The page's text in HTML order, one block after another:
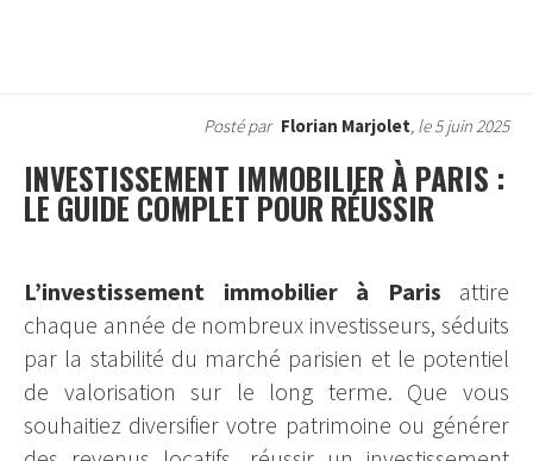
Posté par Florian Marjolet, le 5 juin 2025
INVESTISSEMENT IMMOBILIER À PARIS :
LE GUIDE COMPLET POUR RÉUSSIR
L’investissement immobilier à Paris attire
chaque année de nombreux investisseurs, séduits
par la stabilité du marché parisien et le potentiel
de valorisation sur le long terme. Que vous
souhaitiez diversifier votre patrimoine ou générer